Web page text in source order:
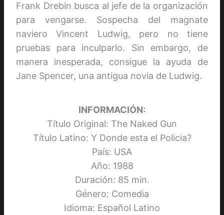
Frank Drebin busca al jefe de la organización
para vengarse. Sospecha del magnate
naviero Vincent Ludwig, pero no tiene
pruebas para inculparlo. Sin embargo, de
manera inesperada, consigue la ayuda de
Jane Spencer, una antigua novia de Ludwig.
INFORMACIÓN:
Título Original: The Naked Gun
Título Latino: Y Donde esta el Policia?
País: USA
Año: 1988
Duración: 85 min.
Género: Comedia
Idioma: Español Latino